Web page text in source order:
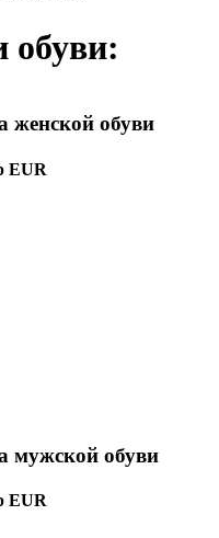
обуви:
женской обуви
EUR
мужской обуви
EUR